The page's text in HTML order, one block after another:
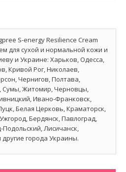
S-energy Resilience Cream
для сухой и нормальной кожи и
и Украине: Харьков, Одесса,
Кривой Рог, Николаев,
Чернигов, Полтава,
Сумы, Житомир, Черновцы,
Ивано-Франковск,
Белая Церковь, Краматорск,
Бердянск, Павлоград,
Лисичанск,
города Украины.